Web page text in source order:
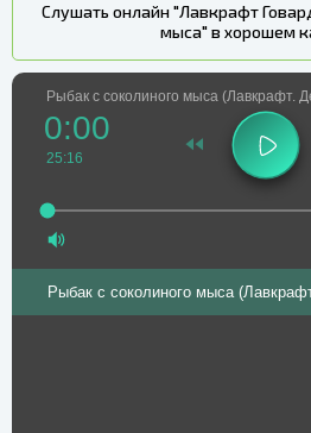
Слушать онлайн "Лавкрафт
мыса" в хорошем
Рыбак с соколиного мыса (Лавкрафт.
0:00
25:16
Рыбак с соколиного мыса